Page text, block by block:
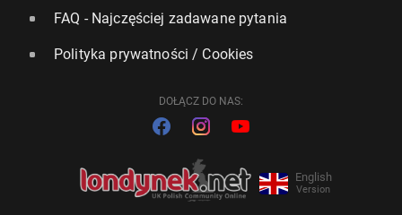
FAQ - Najczęściej zadawane pytania
Polityka prywatności / Cookies
DOŁĄCZ DO NAS:
English
Version